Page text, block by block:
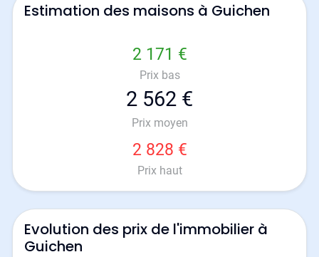
Estimation des maisons à Guichen
2 171 €
Prix bas
2 562 €
Prix moyen
2 828 €
Prix haut
Evolution des prix de l'immobilier à
Guichen